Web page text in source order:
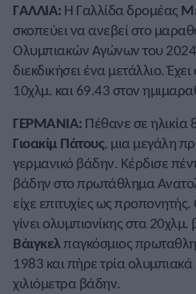
ΓΑΛΛΙΑ: Η Γαλλίδα δρομέας
σκοπεύει να ανεβεί στο
Ολυμπιακών Αγώνων του 2024
διεκδικήσει ένα μετάλλιο.
10χλμ. και 69.43 στον
ΓΕΡΜΑΝΙΑ: Πέθανε σε ηλικία
Γιοακίμ Πάτους, μια μεγάλη
γερμανικό βάδην. Κέρδισε
βάδην στο πρωτάθλημα
είχε επιτυχίες ως
γίνει ολυμπιονίκης στα
Βάιγκελπαγκόσμιος
1983 και πήρε τρία
χιλιόμετρα βάδην.